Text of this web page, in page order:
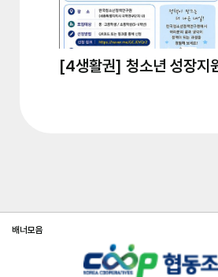
[4생활권] 청소년 성장지
배너모음